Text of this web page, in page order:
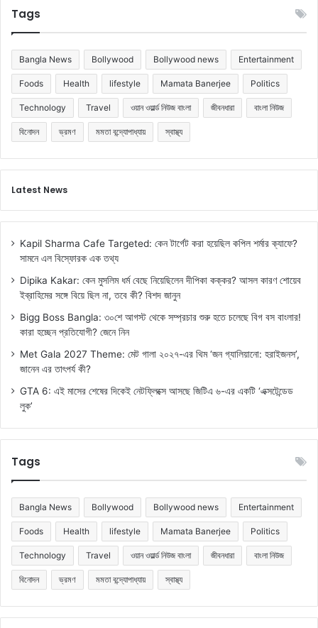
Tags
Bangla News Bollywood Bollywood news Entertainment
Foods Health lifestyle Mamata Banerjee Politics
Technology Travel ওয়ান ওয়ার্ল্ড নিউজ বাংলা জীবনধারা বাংলা নিউজ
বিনোদন ভ্রমণ মমতা বন্দ্যোপাধ্যায় স্বাস্থ্য
Latest News
Kapil Sharma Cafe Targeted: কেন টার্গেট করা হয়েছিল কপিল শর্মার ক্যাফে?
সামনে এল বিস্ফোরক এক তথ্য
Dipika Kakar: কেন মুসলিম ধর্ম বেছে নিয়েছিলেন দীপিকা কক্কর? আসল কারণ শোয়েব
ইব্রাহিমের সঙ্গে বিয়ে ছিল না, তবে কী? বিশদ জানুন
Bigg Boss Bangla: ৩০শে আগস্ট থেকে সম্প্রচার শুরু হতে চলেছে বিগ বস বাংলার!
কারা হচ্ছেন প্রতিযোগী? জেনে নিন
Met Gala 2027 Theme: মেট গালা ২০২৭-এর থিম ‘জন গ্যালিয়ানো: হরাইজনস’,
জানেন এর তাৎপর্য কী?
GTA 6: এই মাসের শেষের দিকেই নেটফ্লিক্সে আসছে জিটিএ ৬-এর একটি ‘এক্সটেন্ডেড
লুক’
Tags
Bangla News Bollywood Bollywood news Entertainment
Foods Health lifestyle Mamata Banerjee Politics
Technology Travel ওয়ান ওয়ার্ল্ড নিউজ বাংলা জীবনধারা বাংলা নিউজ
বিনোদন ভ্রমণ মমতা বন্দ্যোপাধ্যায় স্বাস্থ্য